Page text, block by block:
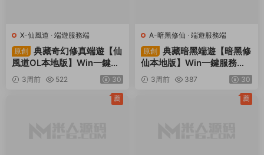
X-仙風道 · 端遊服務端
原創
典藏奇幻修真端遊【仙
風道OL本地版】Win一鍵服
務端+PC客戶端+GM工具
+視頻架設教程
3周前 522 30
A-暗黑修仙 · 端遊服務端
原創
典藏暗黑端遊【暗黑修
仙本地版】Win一鍵服務端+
PC客戶端+視頻架設教程
3周前 387 30
薦 薦